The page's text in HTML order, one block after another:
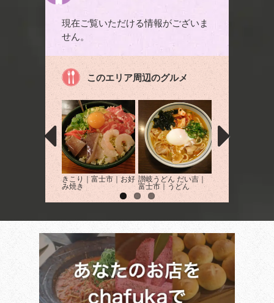
現在ご覧いただける情報がございま
せん。
このエリア周辺のグルメ
きこり｜富士市｜お好
み焼き
讃岐うどん だい吉｜
富士市｜うどん
食